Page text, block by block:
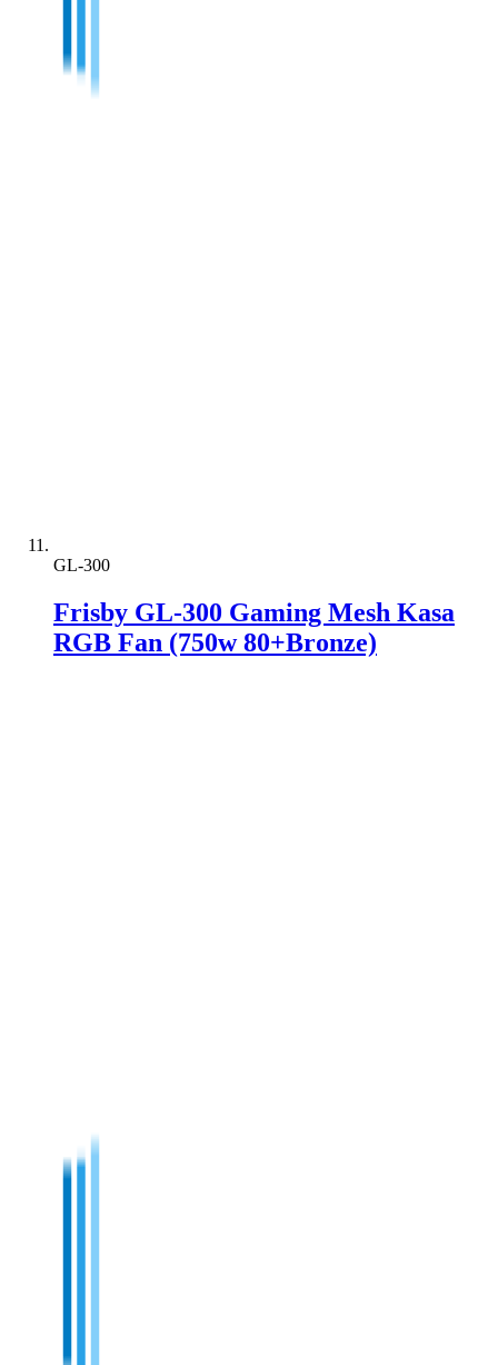
GL-300
Frisby GL-300 Gaming Mesh Kasa
RGB Fan (750w 80+Bronze)